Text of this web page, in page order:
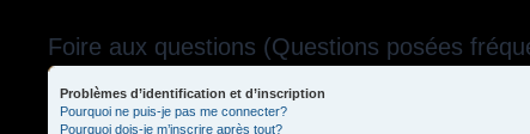
Foire aux questions (Questions posées
Problèmes d’identification et d’inscription
Pourquoi ne puis-je pas me connecter?
Pourquoi dois-je m’inscrire après tout?